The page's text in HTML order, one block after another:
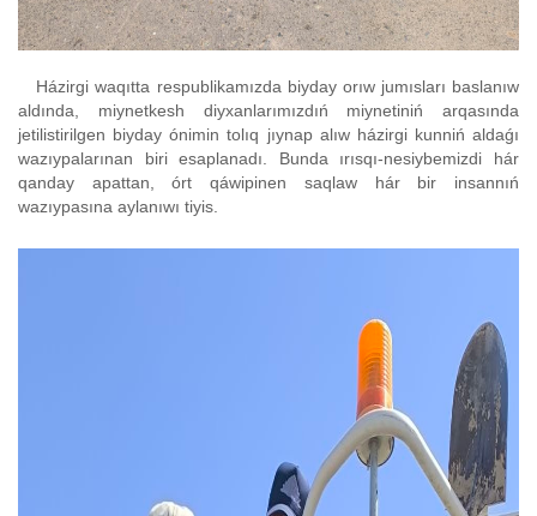
Házirgi waqıtta respublikamızda biyday orıw jumısları baslanıw
aldında, miynetkesh diyxanlarımızdıń miynetiniń arqasında
jetilistirilgen biyday ónimin tolıq jıynap alıw házirgi kunniń aldaǵı
wazıypalarınan biri esaplanadı. Bunda ırısqı-nesiybemizdi hár
qanday apattan, órt qáwipinen saqlaw hár bir insannıń
wazıypasına aylanıwı tiyis.